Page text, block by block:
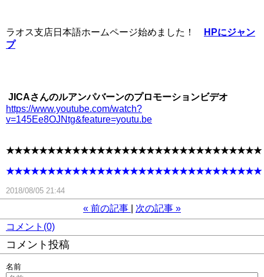
ラオス支店日本語ホームページ始めました！
HPにジャン
プ
JICAさんのルアンパバーンのプロモーションビデオ
https://www.youtube.com/watch?
v=145Ee8OJNtg&feature=youtu.be
★★★★★★★★★★★★★★★★★★★★★★★★★★★★★★★
★★★★★★★★★★★★★★★★★★★★★★★★★★★★★★★
2018/08/05 21:44
« 前の記事 次の記事 »
コメント(0)
コメント投稿
名前